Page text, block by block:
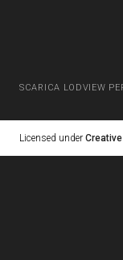
SCARICA LODVIEW
Licensed under